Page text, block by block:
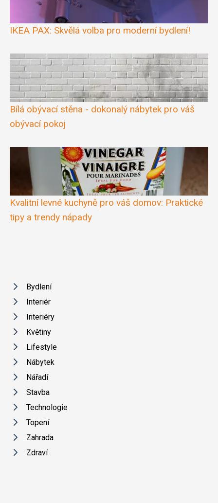
IKEA PAX: Skvělá volba pro moderní bydlení!
Bílá obývací stěna - dokonalý nábytek pro váš
obývací pokoj
Kvalitní levné kuchyně pro váš domov: Praktické
tipy a trendy nápady
Bydlení
Interiér
Interiéry
Květiny
Lifestyle
Nábytek
Nářadí
Stavba
Technologie
Topení
Zahrada
Zdraví